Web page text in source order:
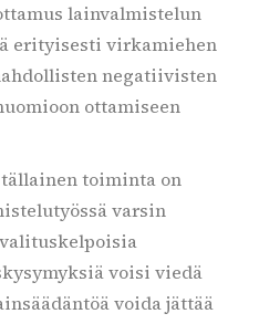
lainvalmistelun
erityisesti virkamiehen
negatiivisten
ottamiseen
toiminta on
varsin
voisi viedä
voida jättää